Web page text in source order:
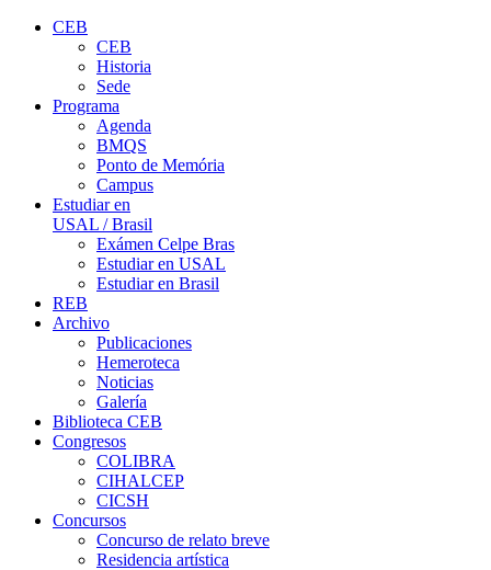
CEB
CEB
Historia
Sede
Programa
Agenda
BMQS
Ponto de Memória
Campus
Estudiar en
USAL / Brasil
Exámen Celpe Bras
Estudiar en USAL
Estudiar en Brasil
REB
Archivo
Publicaciones
Hemeroteca
Noticias
Galería
Biblioteca CEB
Congresos
COLIBRA
CIHALCEP
CICSH
Concursos
Concurso de relato breve
Residencia artística